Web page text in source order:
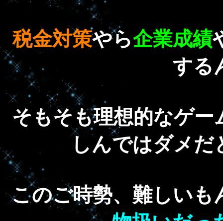
税金対策やら企業成績
する
そもそも理想的なゲ
しんではダメ
このご時勢、難しいも